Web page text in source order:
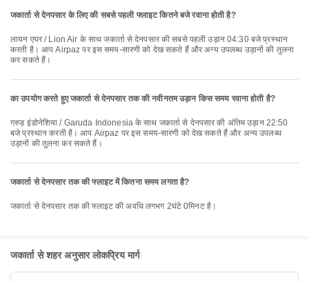
जकार्ता से देनपसार के लिए की सबसे पहली फ्लाइट कितने बजे रवाना होती है?
लायन एयर / Lion Air के साथ जकार्ता से देनपसार की सबसे पहली उड़ान 04:30 बजे प्रस्थान
करती है। आप Airpaz पर इस समय-सारणी को देख सकते हैं और अन्य उपलब्ध उड़ानों की तुलना
कर सकते हैं।
का उपयोग करते हुए जकार्ता से देनपसार तक की नवीनतम उड़ान किस समय रवाना होती है?
गरुड़ इंडोनेशिया / Garuda Indonesia के साथ जकार्ता से देनपसार की अंतिम उड़ान 22:50
बजे प्रस्थान करती है। आप Airpaz पर इस समय-सारणी को देख सकते हैं और अन्य उपलब्ध
उड़ानों की तुलना कर सकते हैं।
जकार्ता से देनपसार तक की फ्लाइट में कितना समय लगता है?
जकार्ता से देनपसार तक की फ्लाइट की अवधि लगभग 2घंटे 0मिनट है।
जकार्ता से शहर अनुसार लोकप्रिय मार्ग